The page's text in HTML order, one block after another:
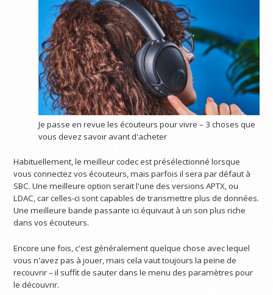
Je passe en revue les écouteurs pour vivre – 3 choses que
vous devez savoir avant d'acheter
Habituellement, le meilleur codec est présélectionné lorsque
vous connectez vos écouteurs, mais parfois il sera par défaut à
SBC. Une meilleure option serait l'une des versions APTX, ou
LDAC, car celles-ci sont capables de transmettre plus de données.
Une meilleure bande passante ici équivaut à un son plus riche
dans vos écouteurs.
Encore une fois, c'est généralement quelque chose avec lequel
vous n'avez pas à jouer, mais cela vaut toujours la peine de
recouvrir – il suffit de sauter dans le menu des paramètres pour
le découvrir.